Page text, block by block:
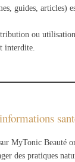
guides, articles)
ou
interdite.
MyTonic Beauté
des pratiques